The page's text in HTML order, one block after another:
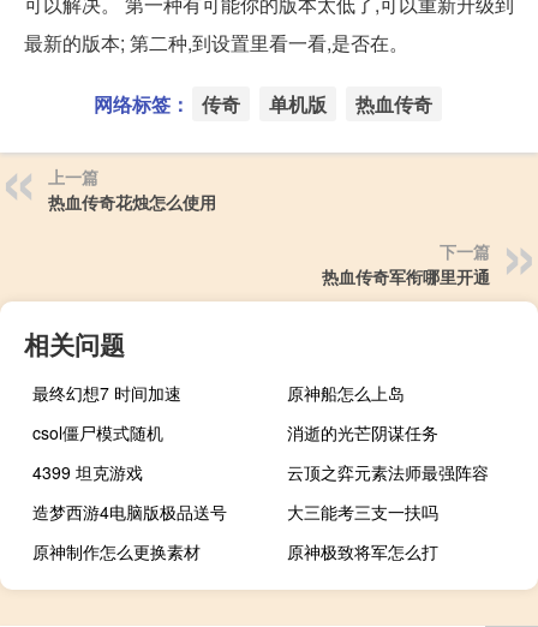
最新的版本; 第二种,到设置里看一看,是否在。
网络标签： 传奇 单机版 热血传奇
上一篇
热血传奇花烛怎么使用
下一篇
热血传奇军衔哪里开通
相关问题
最终幻想7 时间加速
原神船怎么上岛
csol僵尸模式随机
消逝的光芒阴谋任务
4399 坦克游戏
云顶之弈元素法师最强阵容
造梦西游4电脑版极品送号
大三能考三支一扶吗
原神制作怎么更换素材
原神极致将军怎么打